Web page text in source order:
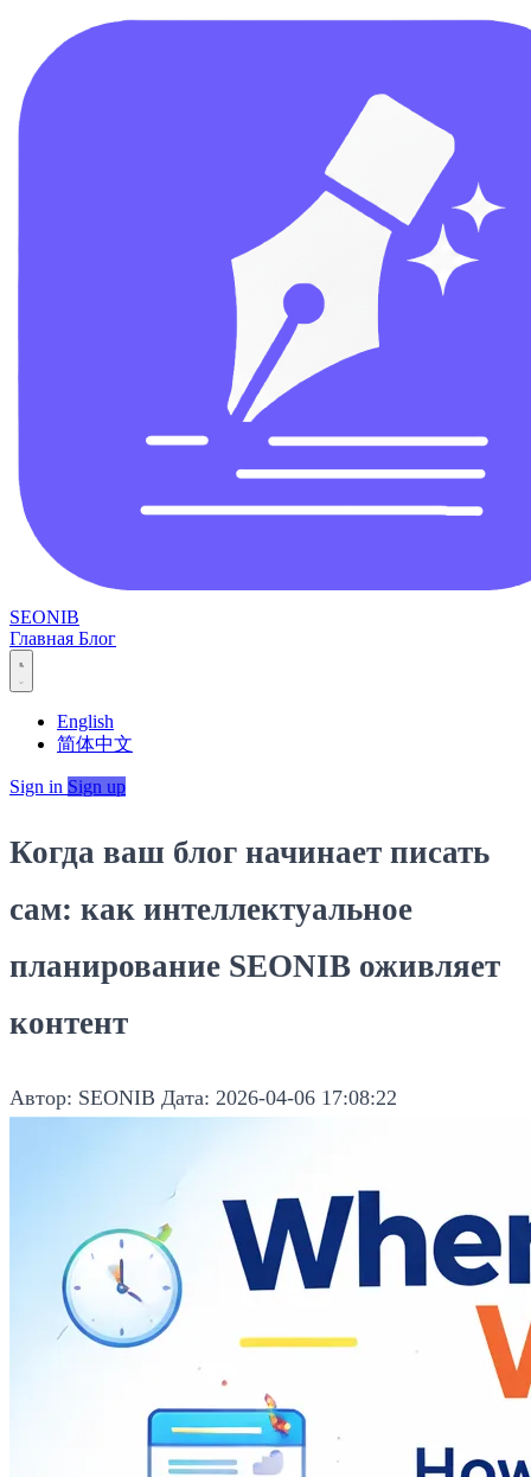
SEONIB
Главная Блог
English
简体中文
Sign in Sign up
Когда ваш блог начинает писать
сам: как интеллектуальное
планирование SEONIB оживляет
контент
Автор: SEONIB Дата: 2026-04-06 17:08:22